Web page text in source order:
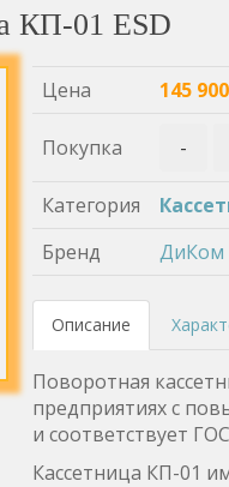
КП-01 ESD
Цена 145 900
Покупка -
Категория
Бренд
ДиКом
Описание
Поворотная
предприятиях с
и соответствует
Кассетница КП-01